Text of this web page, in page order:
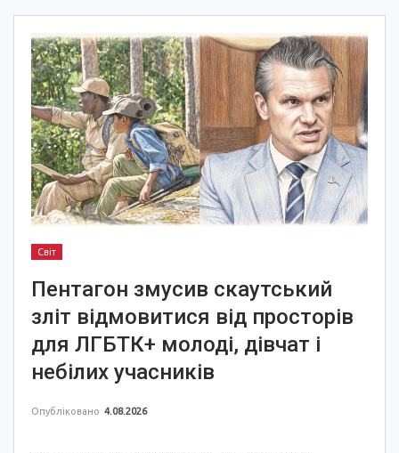
Світ
Пентагон змусив скаутський
зліт відмовитися від просторів
для ЛГБТК+ молоді, дівчат і
небілих учасників
Опубліковано 4.08.2026